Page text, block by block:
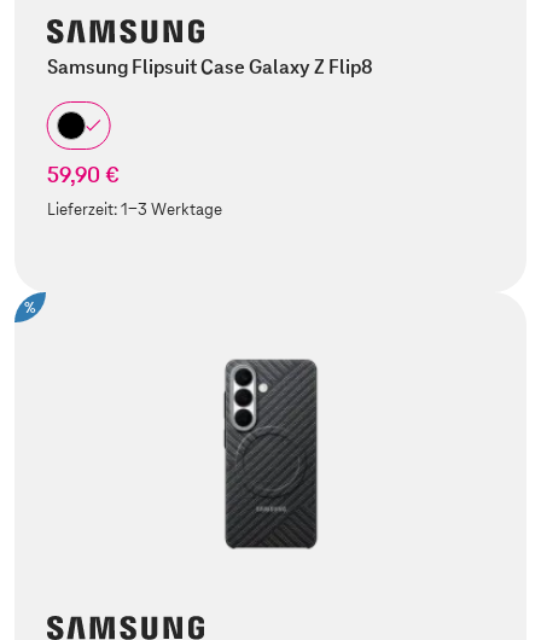
Samsung Flipsuit Case Galaxy Z Flip8
59,90 €
Lieferzeit:1-3 Werktage
%